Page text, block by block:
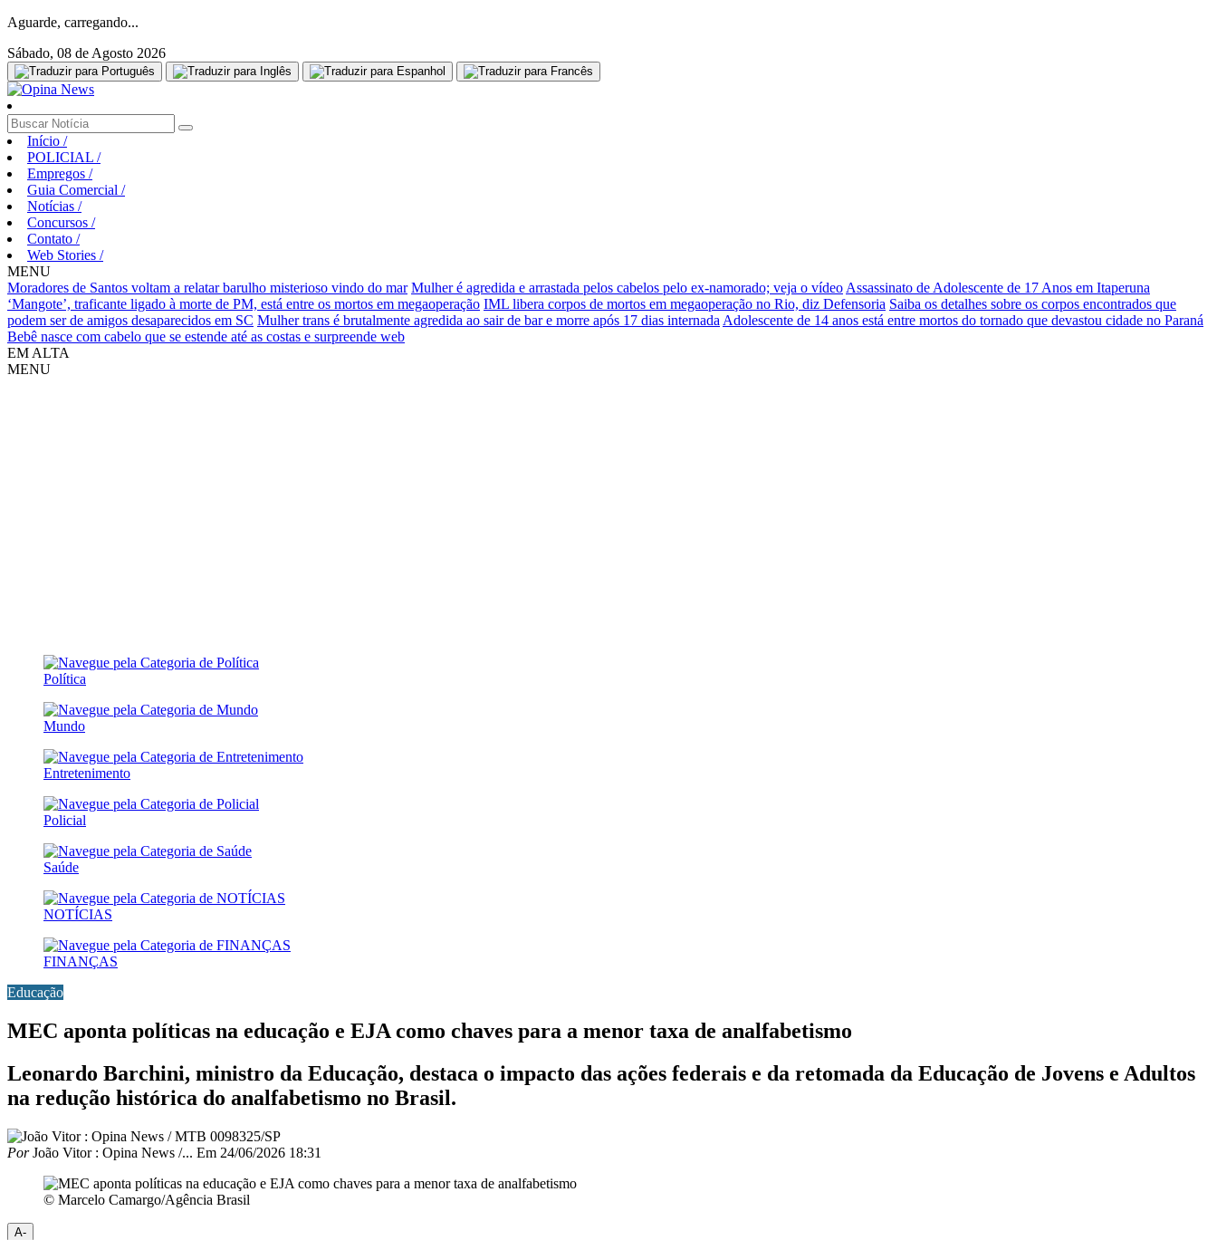
Aguarde, carregando...
Sábado, 08 de Agosto 2026
Início /
POLICIAL /
Empregos /
Guia Comercial /
Notícias /
Concursos /
Contato /
Web Stories /
MENU
Moradores de Santos voltam a relatar barulho misterioso vindo do mar Mulher é agredida e arrastada pelos cabelos pelo ex-namorado; veja o vídeo Assassinato de Adolescente de 17 Anos em Itaperuna
‘Mangote’, traficante ligado à morte de PM, está entre os mortos em megaoperação IML libera corpos de mortos em megaoperação no Rio, diz Defensoria Saiba os detalhes sobre os corpos encontrados que
podem ser de amigos desaparecidos em SC Mulher trans é brutalmente agredida ao sair de bar e morre após 17 dias internada Adolescente de 14 anos está entre mortos do tornado que devastou cidade no Paraná
Bebê nasce com cabelo que se estende até as costas e surpreende web
EM ALTA
MENU
Política
Mundo
Entretenimento
Policial
Saúde
NOTÍCIAS
FINANÇAS
Educação
MEC aponta políticas na educação e EJA como chaves para a menor taxa de analfabetismo
Leonardo Barchini, ministro da Educação, destaca o impacto das ações federais e da retomada da Educação de Jovens e Adultos
na redução histórica do analfabetismo no Brasil.
PorJoão Vitor : Opina News /... Em 24/06/2026 18:31
© Marcelo Camargo/Agência Brasil
A-